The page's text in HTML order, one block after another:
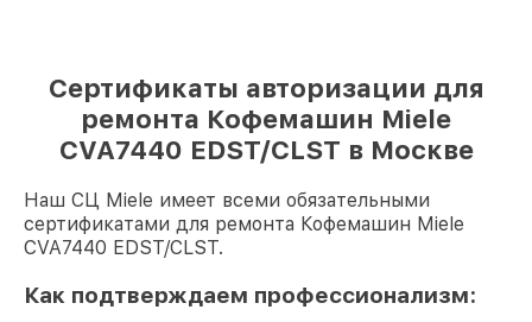
Сертификаты авторизации для
ремонта Кофемашин Miele
CVA7440 EDST/CLST в Москве
Наш СЦ Miele имеет всеми обязательными
сертификатами для ремонта Кофемашин Miele
CVA7440 EDST/CLST.
Как подтверждаем профессионализм: